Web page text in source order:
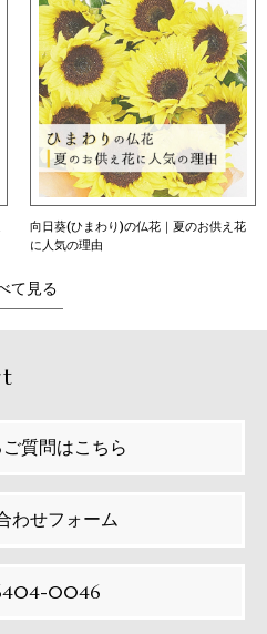
向日葵(ひまわり)の仏花｜夏のお供え花
に人気の理由
て見る
質問はこちら
わせフォーム
0046